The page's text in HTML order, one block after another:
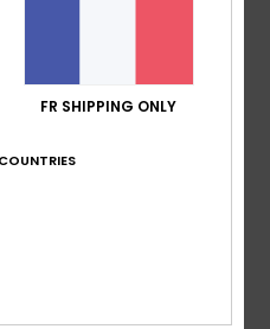
hydrophobe sans PFC
intemporel
de 43,2 cm, coupe
FR SHIPPING ONLY